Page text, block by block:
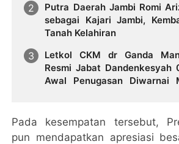
Putra Daerah Jambi Romi
sebagai Kajari Jambi,
Tanah Kelahiran
Letkol CKM dr Ganda
Resmi Jabat Dandenkesyah
Awal Penugasan Diwarnai
Pada kesempatan tersebut,
pun mendapatkan apresiasi